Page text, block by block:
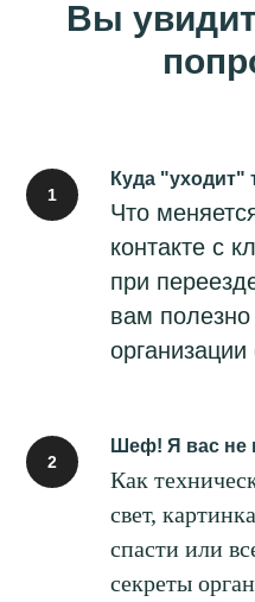
Вы
Куда "уходит"
Что
контакте с
при
вам полезно
Шеф! Я вас не
Как
свет,
спасти или
секреты